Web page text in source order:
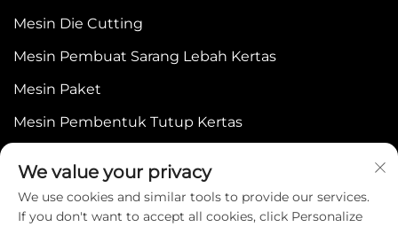
Mesin Die Cutting
Mesin Pembuat Sarang Lebah Kertas
Mesin Paket
Mesin Pembentuk Tutup Kertas
We value your privacy
We use cookies and similar tools to provide our services.
If you don't want to accept all cookies, click Personalize